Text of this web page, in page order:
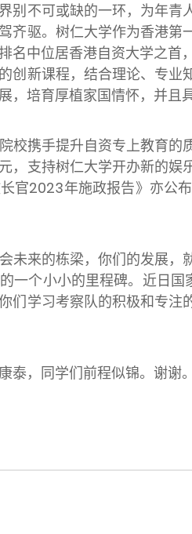
可或缺的一环，为年青
齐驱。树仁大学作为香港
名中位居香港自资大学之
创新课程，结合理论、专
，培育厚植家国情怀，并且
手提升自资专上教育的
，支持树仁大学开办新的
官2023年施政报告》亦公
的栋梁，你们的发展，
一个小小的里程碑。近日
们学习考察队的积极和专
，同学们前程似锦。谢谢。